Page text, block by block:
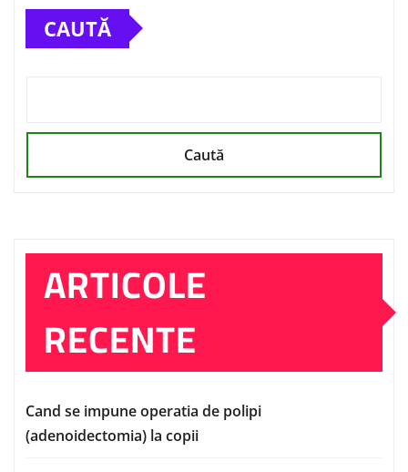
CAUTĂ
Caută
ARTICOLE
RECENTE
Cand se impune operatia de polipi
(adenoidectomia) la copii